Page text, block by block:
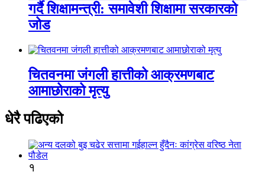
गर्दै शिक्षामन्त्री: समावेशी शिक्षामा सरकारको
जोड
चितवनमा जंगली हात्तीको आक्रमणबाट
आमाछोराको मृत्यु
धेरै पढिएको
१